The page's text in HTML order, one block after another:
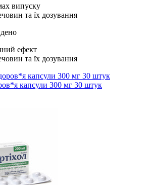
випуску
та їх дозування
ефект
та їх дозування
капсули 300 мг 30 штук